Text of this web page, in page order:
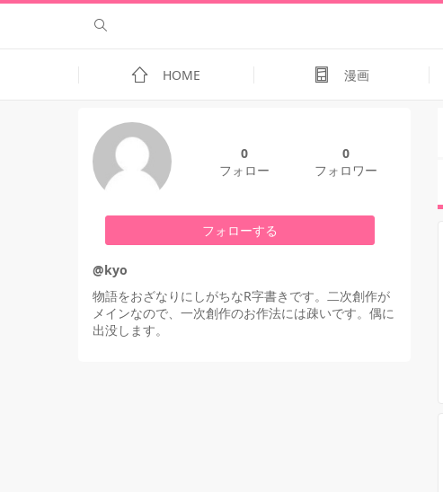
HOME 漫画
0
フォロー
0
フォロワー
フォローする
@kyo
物語をおざなりにしがちなR字書きです。二次創作が
メインなので、一次創作のお作法には疎いです。偶に
出没します。